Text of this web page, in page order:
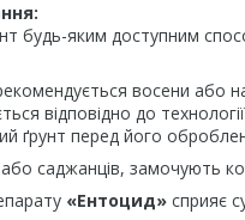
будь-яким доступним
восени або
відповідно до
ґрунт перед його
саджанців, замочують
«Ентоцид» сприяє